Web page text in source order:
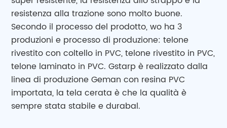
resistenza alla trazione sono molto buone.
Secondo il processo del prodotto, wo ha 3
produzioni e processo di produzione: telone
rivestito con coltello in PVC, telone rivestito in PVC,
telone laminato in PVC. Gstarp è realizzato dalla
linea di produzione Geman con resina PVC
importata, la tela cerata è che la qualità è
sempre stata stabile e durabal.